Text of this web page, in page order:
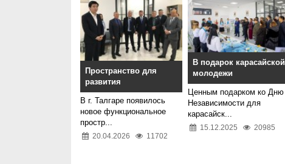
Пространство для
развития
В г. Талгаре появилось
новое функциональное
простр...
20.04.2026 11702
В подарок карасайской
молодежи
Ценным подарком ко Дню
Независимости для
карасайск...
15.12.2025 20985